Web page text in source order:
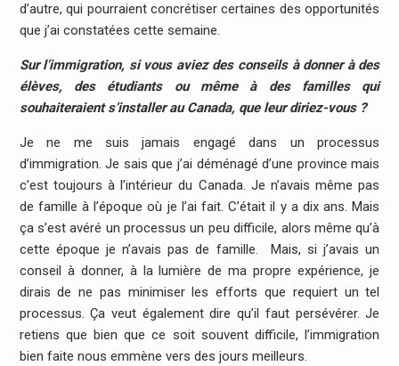
d’autre, qui pourraient concrétiser certaines des opportunités
que j’ai constatées cette semaine.
Sur l’immigration, si vous aviez des conseils à donner à des
élèves, des étudiants ou même à des familles qui
souhaiteraient s’installer au Canada, que leur diriez-vous ?
Je ne me suis jamais engagé dans un processus
d’immigration. Je sais que j’ai déménagé d’une province mais
c’est toujours à l’intérieur du Canada. Je n’avais même pas
de famille à l’époque où je l’ai fait. C’était il y a dix ans. Mais
ça s’est avéré un processus un peu difficile, alors même qu’à
cette époque je n’avais pas de famille. Mais, si j’avais un
conseil à donner, à la lumière de ma propre expérience, je
dirais de ne pas minimiser les efforts que requiert un tel
processus. Ça veut également dire qu’il faut persévérer. Je
retiens que bien que ce soit souvent difficile, l’immigration
bien faite nous emmène vers des jours meilleurs.